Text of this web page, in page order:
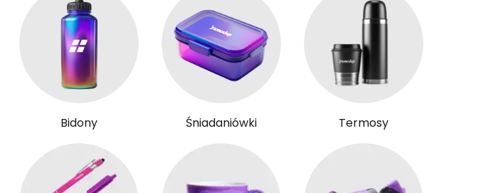
Bidony Śniadaniówki Termosy